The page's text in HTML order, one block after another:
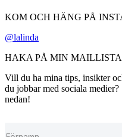
KOM OCH HÄNG PÅ
@lalinda
HAKA PÅ MIN MAILLISTA
Vill du ha mina tips, insikter
du jobbar med sociala
nedan!